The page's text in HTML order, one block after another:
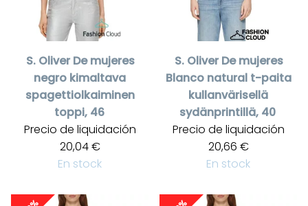
S. Oliver De mujeres
negro kimaltava
spagettiolkaiminen
toppi, 46
Precio de liquidación
20,04 €
En stock
S. Oliver De mujeres
Blanco natural t-paita
kullanvärisellä
sydänprintillä, 40
Precio de liquidación
20,66 €
En stock